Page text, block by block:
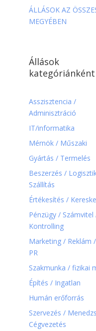
ÁLLÁSOK AZ
MEGYÉBEN
Állások
kategóriánként
Asszisztencia /
Adminisztráció
IT/informatika
Mérnök / Műszaki
Gyártás / Termelés
Beszerzés /
Szállítás
Értékesítés /
Pénzügy / Számvitel
Kontrolling
Marketing / Reklám
PR
Szakmunka / fizikai
Építés / Ingatlan
Humán erőforrás
Szervezés /
Cégvezetés